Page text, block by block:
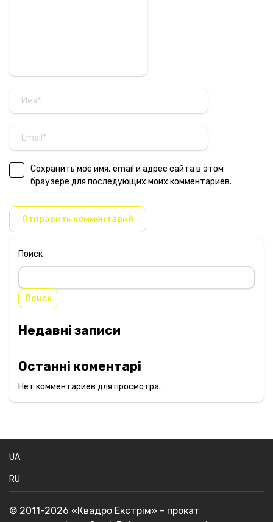
Сохранить моё имя, email и адрес сайта в этом
браузере для последующих моих комментариев.
Поиск
Поиск
Недавні записи
Останні коментарі
Нет комментариев для просмотра.
UA
RU
© 2011-2026 «Квадро Екстрім» - прокат